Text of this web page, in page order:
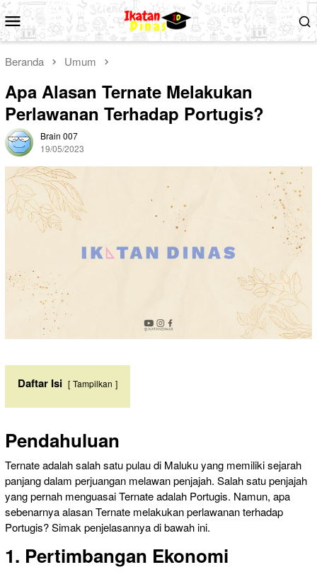
Loncat
ke
konten
Menu
Mobile
Beranda Umum
Apa Alasan Ternate Melakukan
Perlawanan Terhadap Portugis?
Brain 007
19/05/2023
Daftar Isi Tampilkan
Pendahuluan
Ternate adalah salah satu pulau di Maluku yang memiliki sejarah
panjang dalam perjuangan melawan penjajah. Salah satu penjajah
yang pernah menguasai Ternate adalah Portugis. Namun, apa
sebenarnya alasan Ternate melakukan perlawanan terhadap
Portugis? Simak penjelasannya di bawah ini.
1. Pertimbangan Ekonomi